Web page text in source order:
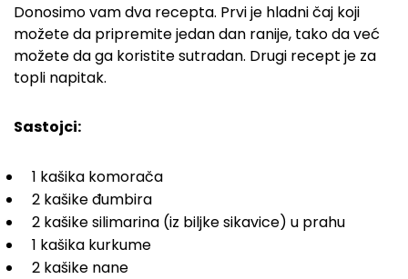
Donosimo vam dva recepta. Prvi je hladni čaj koji
možete da pripremite jedan dan ranije, tako da već
možete da ga koristite sutradan. Drugi recept je za
topli napitak.
Sastojci:
1 kašika komorača
2 kašike đumbira
2 kašike silimarina (iz biljke sikavice) u prahu
1 kašika kurkume
2 kašike nane